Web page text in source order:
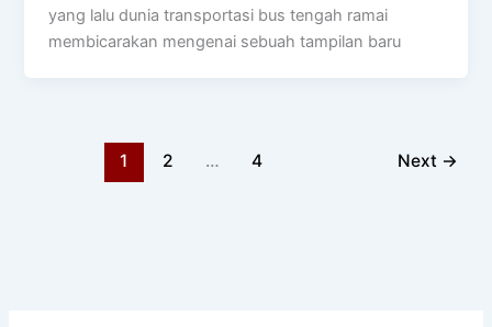
yang lalu dunia transportasi bus tengah ramai
membicarakan mengenai sebuah tampilan baru
1 2 … 4 Next →